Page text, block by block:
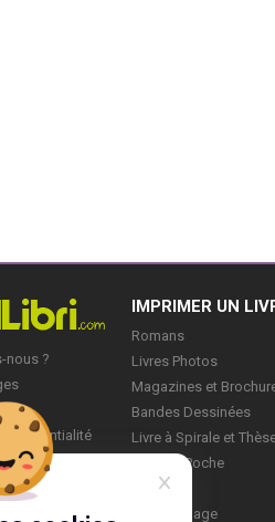
nous ?
IMPRIMER UN
Romans
Livres Photos
Magazines et
Bandes Dessinées
Livre à Spirale et
Livre de Poche
Marque-page